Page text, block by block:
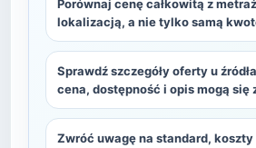
Porównaj cenę całkowitą z
lokalizacją, a nie tylko samą
Sprawdź szczegóły oferty u
cena, dostępność i opis mogą się
Zwróć uwagę na standard,